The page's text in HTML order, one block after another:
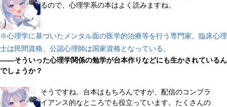
るので、心理学系の本はよく読みますね。
※心理学に基づいたメンタル面の医学的治療等を行う専門家。臨床心理
士は民間資格、公認心理師は国家資格となっている。
――そういった心理学関係の勉学が台本作りなどにも生かされているん
でしょうか？
そうですね。台本はもちろんですが、配信のコンプラ
イアンス的なところでも役立っています。たくさんの